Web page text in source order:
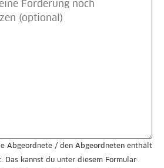
Abgeordnete / den Abgeordneten enthält
Das kannst du unter diesem Formular